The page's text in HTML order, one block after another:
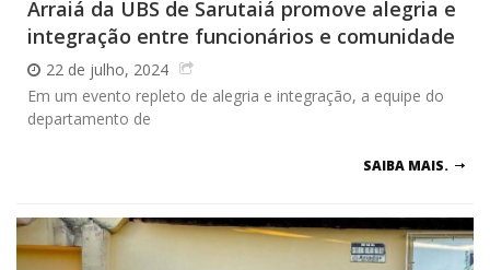
Arraiá da UBS de Sarutaiá promove alegria e
integração entre funcionários e comunidade
22 de julho, 2024
Em um evento repleto de alegria e integração, a equipe do
departamento de
SAIBA MAIS.